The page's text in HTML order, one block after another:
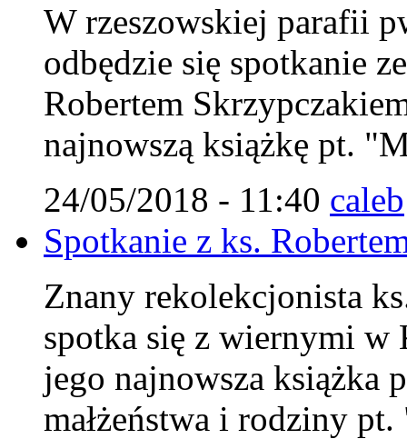
W rzeszowskiej parafii
odbędzie się spotkanie
Robertem
najnowszą książkę pt.
24/05/2018 - 11:40 caleb
Spotkanie z ks.
Znany rekolekcjonista
spotka się z wiernymi w
jego najnowsza książka
małżeństwa i rodziny